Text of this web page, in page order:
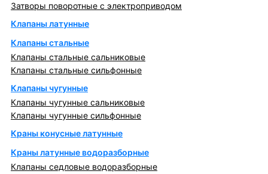
Затворы поворотные с электроприводом
Клапаны латунные
Клапаны стальные
Клапаны стальные сальниковые
Клапаны стальные сильфонные
Клапаны чугунные
Клапаны чугунные сальниковые
Клапаны чугунные сильфонные
Краны конусные латунные
Краны латунные водоразборные
Клапаны седловые водоразборные